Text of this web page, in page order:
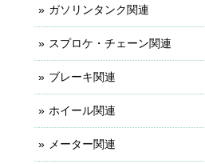
ガソリンタンク関連
スプロケ・チェーン関連
ブレーキ関連
ホイール関連
メーター関連